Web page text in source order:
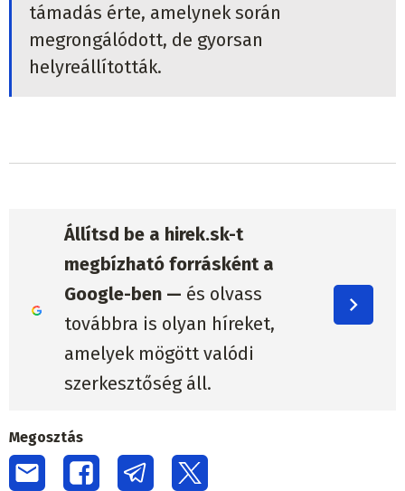
támadás érte, amelynek során
megrongálódott, de gyorsan
helyreállították.
Állítsd be a hirek.sk-t
megbízható forrásként a
Google-ben — és olvass
továbbra is olyan híreket,
amelyek mögött valódi
szerkesztőség áll.
Megosztás